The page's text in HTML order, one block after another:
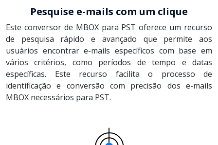
Pesquise e-mails com um clique
Este conversor de MBOX para PST oferece um recurso
de pesquisa rápido e avançado que permite aos
usuários encontrar e-mails específicos com base em
vários critérios, como períodos de tempo e datas
específicas. Este recurso facilita o processo de
identificação e conversão com precisão dos e-mails
MBOX necessários para PST.